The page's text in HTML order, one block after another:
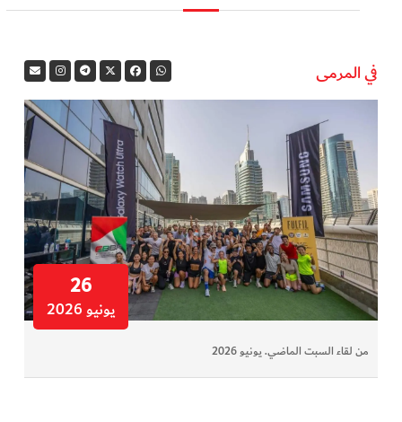
في المرمى
وثائقيات الخور
فن وثقافة
كوكب دبي
تقارير الخور
فيديو
في المرمى
26
يونيو 2026
من لقاء السبت الماضي. يونيو 2026